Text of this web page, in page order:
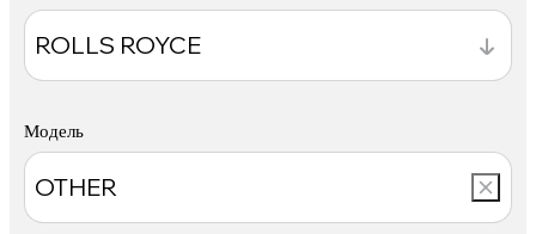
Модель